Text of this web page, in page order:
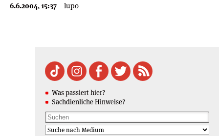
6.6.2004, 15:37 lupo
Was passiert hier?
Sachdienliche Hinweise?